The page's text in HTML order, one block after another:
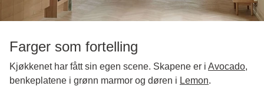
Farger som fortelling
Kjøkkenet har fått sin egen scene. Skapene er i Avocado,
benkeplatene i grønn marmor og døren i Lemon.